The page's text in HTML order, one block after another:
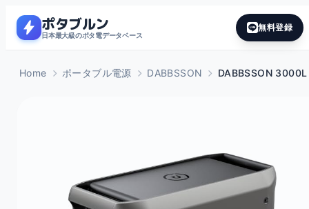
bolt ポタブルン
日本最大級のポタ電データベース
無料登録
Home ポータブル電源 DABBSSON DABBSSON 3000L